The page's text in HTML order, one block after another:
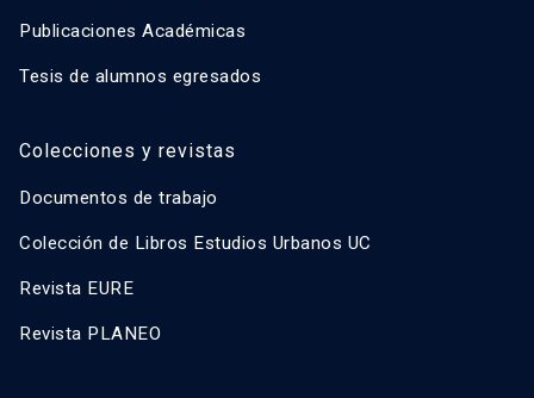
Publicaciones Académicas
Tesis de alumnos egresados
Colecciones y revistas
Documentos de trabajo
Colección de Libros Estudios Urbanos UC
Revista EURE
Revista PLANEO